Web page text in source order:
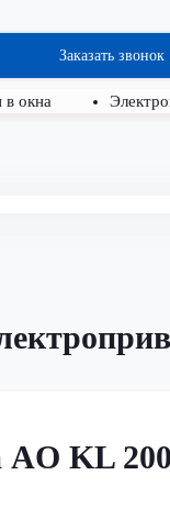
Заказать звонок
в окна
AO KL